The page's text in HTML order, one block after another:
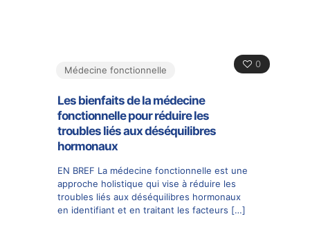
0
Médecine fonctionnelle
Les bienfaits de la médecine
fonctionnelle pour réduire les
troubles liés aux déséquilibres
hormonaux
EN BREF La médecine fonctionnelle est une
approche holistique qui vise à réduire les
troubles liés aux déséquilibres hormonaux
en identifiant et en traitant les facteurs […]